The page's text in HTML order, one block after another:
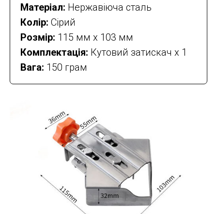
Матеріал: Нержавіюча сталь
Колір: Сірий
Розмір: 115 мм х 103 мм
Комплектація: Кутовий затискач х 1
Вага: 150 грам